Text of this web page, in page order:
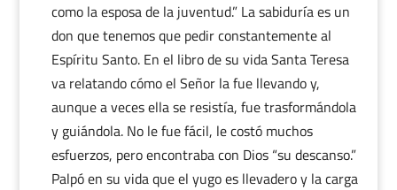
como la esposa de la juventud.” La sabiduría es un
don que tenemos que pedir constantemente al
Espíritu Santo. En el libro de su vida Santa Teresa
va relatando cómo el Señor la fue llevando y,
aunque a veces ella se resistía, fue trasformándola
y guiándola. No le fue fácil, le costó muchos
esfuerzos, pero encontraba con Dios “su descanso.”
Palpó en su vida que el yugo es llevadero y la carga